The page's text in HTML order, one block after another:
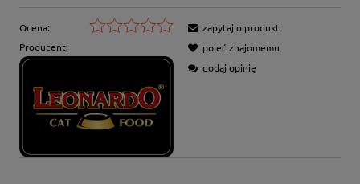
Ocena:
Producent:
zapytaj o produkt
poleć znajomemu
dodaj opinię